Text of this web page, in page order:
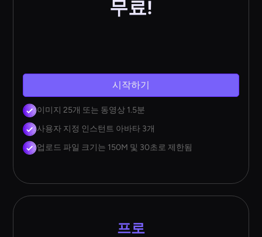
무료!
시작하기
이미지 25개 또는 동영상 1.5분
사용자 지정 인스턴트 아바타 3개
업로드 파일 크기는 150M 및 30초로 제한됨
프로